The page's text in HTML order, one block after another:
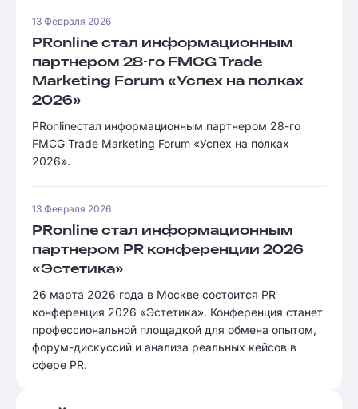
13 Февраля 2026
PRonline стал информационным
партнером 28-го FMCG Trade
Marketing Forum «Успех на полках
2026»
PRonlineстал информационным партнером 28-го
FMCG Trade Marketing Forum «Успех на полках
2026».
13 Февраля 2026
PRonline стал информационным
партнером PR конференции 2026
«Эстетика»
26 марта 2026 года в Москве состоится PR
конференция 2026 «Эстетика». Конференция станет
профессиональной площадкой для обмена опытом,
форум-дискуссий и анализа реальных кейсов в
сфере PR.